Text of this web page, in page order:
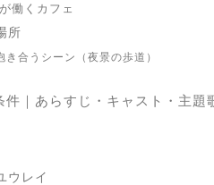
働くカフェ
所
き合うシーン（夜景の歩道）
件｜あらすじ・キャスト・主題
ウレイ